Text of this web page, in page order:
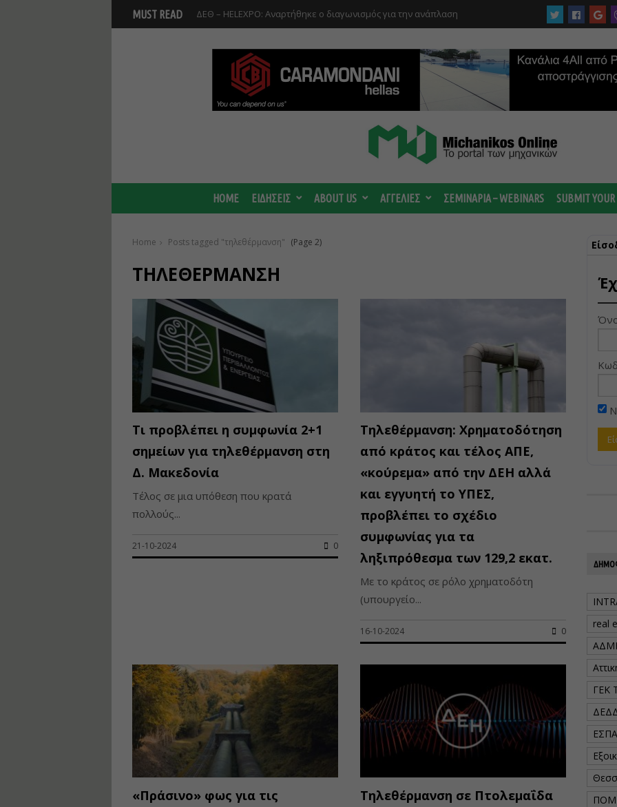
MUST READ ΔΕΘ – HELEXPO: Αναρτήθηκε ο διαγωνισμός για την ανάπλαση
HOME ΕΙΔΗΣΕΙΣ ABOUT US ΑΓΓΕΛΙΕΣ ΣΕΜΙΝΑΡΙΑ – WEBINARS SUBMIT
Home Posts tagged "τηλεθέρμανση" (Page 2)
ΤΗΛΕΘΈΡΜΑΝΣΗ
Τι προβλέπει η συμφωνία 2+1
σημείων για τηλεθέρμανση στη
Δ. Μακεδονία
Τέλος σε μια υπόθεση που κρατά
πολλούς...
21-10-2024 0
Τηλεθέρμανση: Χρηματοδότηση
από κράτος και τέλος ΑΠΕ,
«κούρεμα» από την ΔΕΗ αλλά
και εγγυητή το ΥΠΕΣ,
προβλέπει το σχέδιο
συμφωνίας για τα
ληξιπρόθεσμα των 129,2 εκατ.
Με το κράτος σε ρόλο χρηματοδότη
(υπουργείο...
16-10-2024 0
«Πράσινο» φως για τις
Τηλεθέρμανση σε Πτολεμαΐδα
real
ΓΕΚ
ΕΣΠΑ